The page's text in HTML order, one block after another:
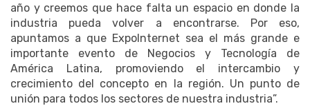
año y creemos que hace falta un espacio en donde la
industria pueda volver a encontrarse. Por eso,
apuntamos a que ExpoInternet sea el más grande e
importante evento de Negocios y Tecnología de
América Latina, promoviendo el intercambio y
crecimiento del concepto en la región. Un punto de
unión para todos los sectores de nuestra industria”.